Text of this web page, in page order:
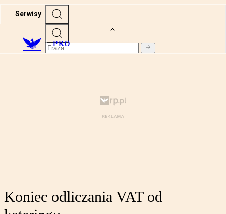
Serwisy
PRO
Koniec odliczania VAT od